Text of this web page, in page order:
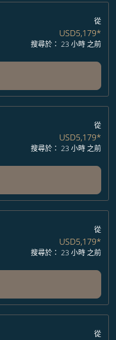
從
USD5,179*
搜尋於： 23 小時 之前
從
USD5,179*
搜尋於： 23 小時 之前
從
USD5,179*
搜尋於： 23 小時 之前
從